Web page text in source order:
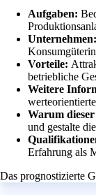
Aufgaben:
Unternehmen:
Vorteile:
betriebliche
Weitere
Warum
und gestalte
Erfahrung als
Das prognostizierte